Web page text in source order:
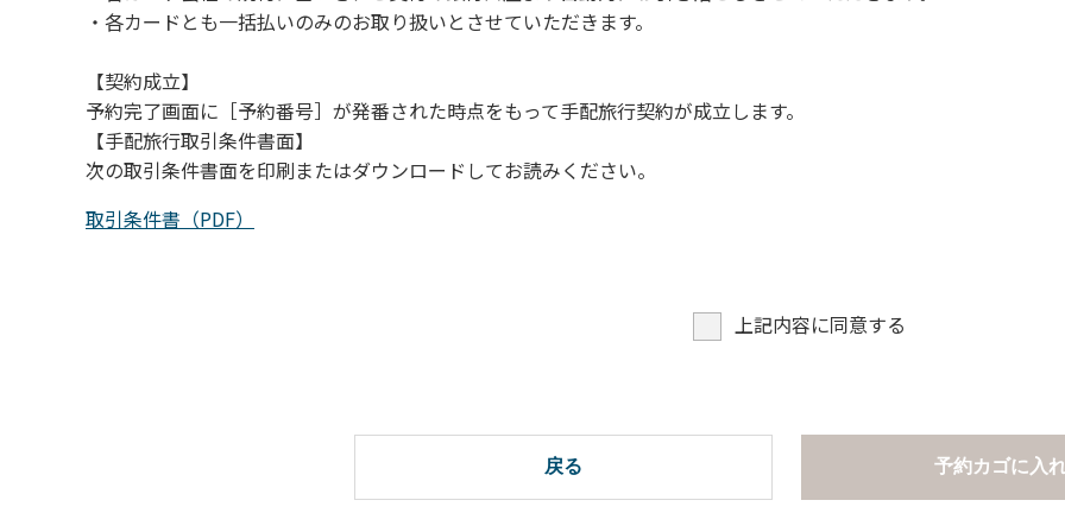
・各カードとも一括払いのみのお取り扱いとさせていただきます。
【契約成立】
予約完了画面に［予約番号］が発番された時点をもって手配旅行契約が成立します。
【手配旅行取引条件書面】
次の取引条件書面を印刷またはダウンロードしてお読みください。
取引条件書（PDF）
上記内容に同意する
戻る 予約カゴに入